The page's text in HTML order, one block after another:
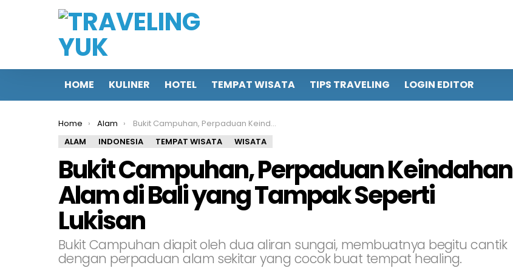
HOME KULINER HOTEL TEMPAT WISATA TIPS TRAVELING LOGIN EDITOR
You are here:
Home Alam
Bukit Campuhan, Perpaduan Keindahan Alam di Bali yang Tampak Seperti Lukisan
ALAM
INDONESIA TEMPAT WISATA WISATA
Bukit Campuhan, Perpaduan Keindahan
Alam di Bali yang Tampak Seperti
Lukisan
Bukit Campuhan diapit oleh dua aliran sungai, membuatnya begitu cantik
dengan perpaduan alam sekitar yang cocok buat tempat healing.